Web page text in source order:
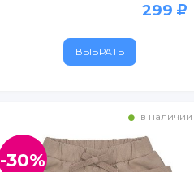
299
ВЫБРАТЬ
в наличии
-30%